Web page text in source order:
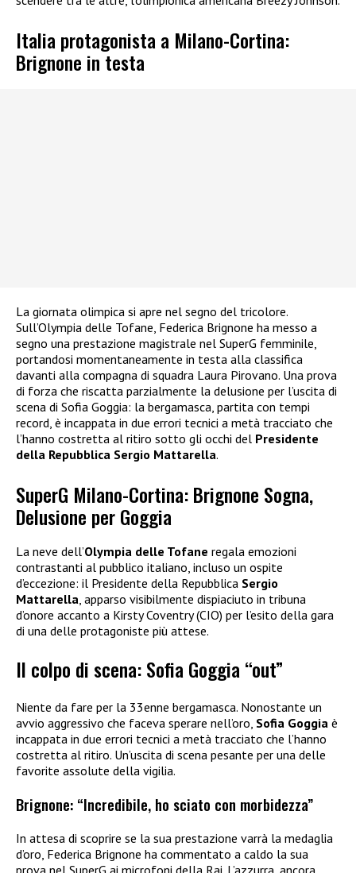
Italia protagonista a Milano-Cortina:
Brignone in testa
La giornata olimpica si apre nel segno del tricolore.
Sull’Olympia delle Tofane, Federica Brignone ha messo a
segno una prestazione magistrale nel SuperG femminile,
portandosi momentaneamente in testa alla classifica
davanti alla compagna di squadra Laura Pirovano. Una prova
di forza che riscatta parzialmente la delusione per l’uscita di
scena di Sofia Goggia: la bergamasca, partita con tempi
record, è incappata in due errori tecnici a metà tracciato che
l’hanno costretta al ritiro sotto gli occhi del Presidente
della Repubblica Sergio Mattarella.
SuperG Milano-Cortina: Brignone Sogna,
Delusione per Goggia
La neve dell’Olympia delle Tofane regala emozioni
contrastanti al pubblico italiano, incluso un ospite
d’eccezione: il Presidente della Repubblica Sergio
Mattarella, apparso visibilmente dispiaciuto in tribuna
d’onore accanto a Kirsty Coventry (CIO) per l’esito della gara
di una delle protagoniste più attese.
Il colpo di scena: Sofia Goggia “out”
Niente da fare per la 33enne bergamasca. Nonostante un
avvio aggressivo che faceva sperare nell’oro, Sofia Goggia è
incappata in due errori tecnici a metà tracciato che l’hanno
costretta al ritiro. Un’uscita di scena pesante per una delle
favorite assolute della vigilia.
Brignone: “Incredibile, ho sciato con morbidezza”
In attesa di scoprire se la sua prestazione varrà la medaglia
d’oro, Federica Brignone ha commentato a caldo la sua
prova nel SuperG ai microfoni della Rai. L’azzurra, ancora